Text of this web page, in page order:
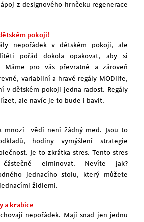
zdesignového hrnčeku regenerace
pokoji!
nepořádek v dětském pokoji, ale
pořád dokola opakovat, aby si
Máme pro vás převratné a zároveň
variabilní a hravé regály MODlife,
v dětském pokoji jedna radost. Regály
ale navíc je to bude i bavit.
mnozí vědí není žádný med. Jsou to
hodiny vymýšlení strategie
Je to zkrátka stres. Tento stres
elminovat. Nevíte jak?
jednacího stolu, který můžete
jednacími židlemi.
a krabice
nepořádek. Mají snad jen jednu